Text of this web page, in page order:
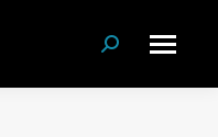
Suchen: